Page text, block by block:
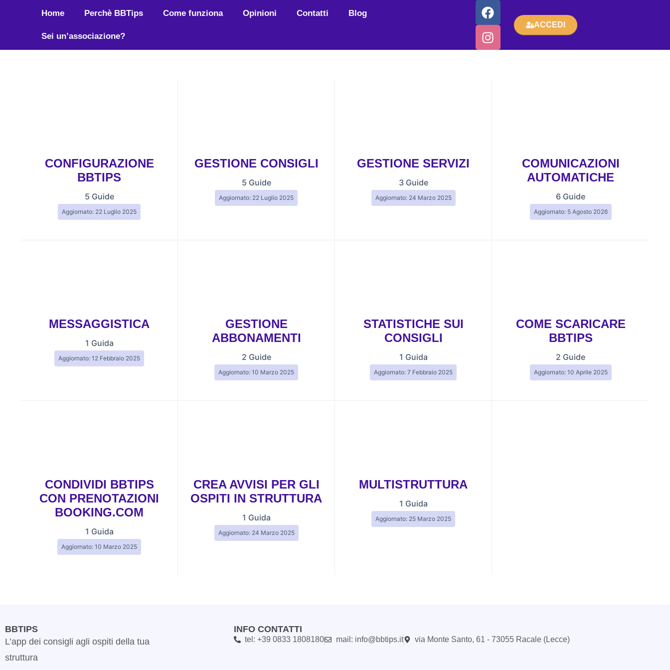
Home Perchè BBTips Come funziona Opinioni Contatti Blog
Sei un’associazione?
ACCEDI
CONFIGURAZIONE
BBTIPS
5 Guide
Aggiornato: 22 Luglio 2025
GESTIONE CONSIGLI
5 Guide
Aggiornato: 22 Luglio 2025
GESTIONE SERVIZI
3 Guide
Aggiornato: 24 Marzo 2025
COMUNICAZIONI
AUTOMATICHE
6 Guide
Aggiornato: 5 Agosto 2026
MESSAGGISTICA
1 Guida
Aggiornato: 12 Febbraio 2025
GESTIONE
ABBONAMENTI
2 Guide
Aggiornato: 10 Marzo 2025
STATISTICHE SUI
CONSIGLI
1 Guida
Aggiornato: 7 Febbraio 2025
COME SCARICARE
BBTIPS
2 Guide
Aggiornato: 10 Aprile 2025
CONDIVIDI BBTIPS
CON PRENOTAZIONI
BOOKING.COM
1 Guida
Aggiornato: 10 Marzo 2025
CREA AVVISI PER GLI
OSPITI IN STRUTTURA
1 Guida
Aggiornato: 24 Marzo 2025
MULTISTRUTTURA
1 Guida
Aggiornato: 25 Marzo 2025
BBTIPS
L’app dei consigli agli ospiti della tua
struttura
INFO CONTATTI
tel: +39 0833 1808180 mail: info@bbtips.it via Monte Santo, 61 - 73055 Racale (Lecce)